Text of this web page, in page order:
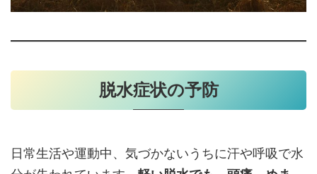
脱水症状の予防
日常生活や運動中、気づかないうちに汗や呼吸で水